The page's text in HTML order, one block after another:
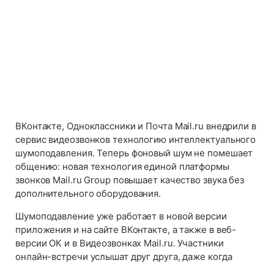
ВКонтакте, Одноклассники и Почта Mail.ru внедрили в
сервис видеозвонков технологию интеллектуального
шумоподавления. Теперь фоновый шум не помешает
общению: новая технология единой платформы
звонков Mail.ru Group повышает качество звука без
дополнительного оборудования.
Шумоподавление уже работает в новой версии
приложения и на сайте ВКонтакте, а также в веб-
версии ОК и в Видеозвонках Mail.ru. Участники
онлайн-встречи услышат друг друга, даже когда